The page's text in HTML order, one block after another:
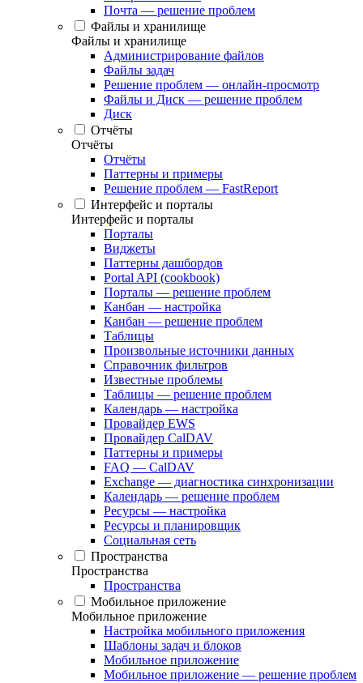
Почта — решение проблем
Файлы и хранилище
Файлы и хранилище
Администрирование файлов
Файлы задач
Решение проблем — онлайн-просмотр
Файлы и Диск — решение проблем
Диск
Отчёты
Отчёты
Отчёты
Паттерны и примеры
Решение проблем — FastReport
Интерфейс и порталы
Интерфейс и порталы
Порталы
Виджеты
Паттерны дашбордов
Portal API (cookbook)
Порталы — решение проблем
Канбан — настройка
Канбан — решение проблем
Таблицы
Произвольные источники данных
Справочник фильтров
Известные проблемы
Таблицы — решение проблем
Календарь — настройка
Провайдер EWS
Провайдер CalDAV
Паттерны и примеры
FAQ — CalDAV
Exchange — диагностика синхронизации
Календарь — решение проблем
Ресурсы — настройка
Ресурсы и планировщик
Социальная сеть
Пространства
Пространства
Пространства
Мобильное приложение
Мобильное приложение
Настройка мобильного приложения
Шаблоны задач и блоков
Мобильное приложение
Мобильное приложение — решение проблем